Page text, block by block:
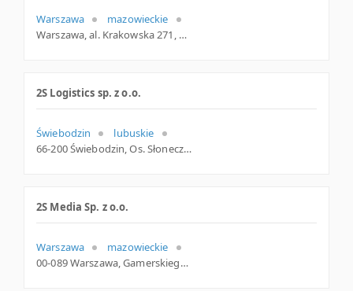
Warszawa
mazowieckie
Warszawa, al. Krakowska 271, mazowieckie
2S Logistics sp. z o.o.
Świebodzin
lubuskie
66-200 Świebodzin, Os. Słoneczne 23 B, lubuskie
2S Media Sp. z o.o.
Warszawa
mazowieckie
00-089 Warszawa, Gamerskiego 3/16a, woj. Mazowieckie, pow. Warszawa, gm. Warszawa